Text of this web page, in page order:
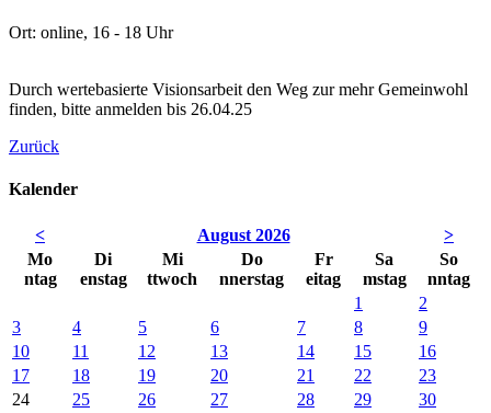
Ort: online, 16 - 18 Uhr
Durch wertebasierte Visionsarbeit den Weg zur mehr Gemeinwohl
finden, bitte anmelden bis 26.04.25
Zurück
Kalender
< August 2026
>
Mo
ntag
Di
enstag
Mi
ttwoch
Do
nnerstag
Fr
eitag
Sa
mstag
So
nntag
1
2
3
4 5 6 7 8
9
10
11 12 13 14 15
16
17
18 19 20 21 22
23
24
25 26 27 28 29
30